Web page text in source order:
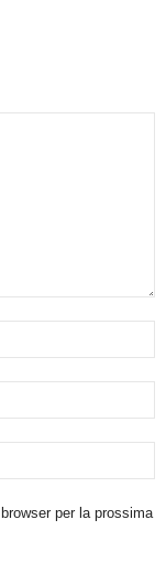
per la prossima